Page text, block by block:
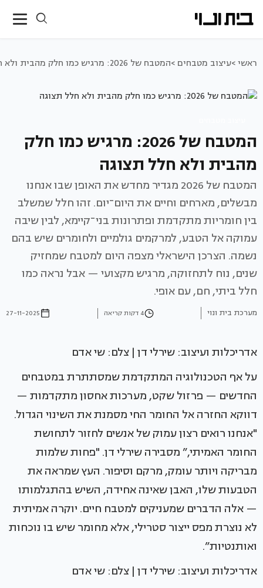
ראשי >עיצוב מטבחים >המטבח של 2026: מרגיש כמו חלק מהבית ולא חלל תצוגה
המטבח של 2026: מרגיש כמו חלק
מהבית ולא חלל תצוגה
המטבח של 2026 מגדיר מחדש את האופן שבו אנחנו
מבשלים, מארחים וחיים את היום־יום. זהו חלל שמשלב
בין חומריות מתקדמת ופתרונות בני־קיימא, לבין שיבה
עמוקה אל הטבע, למרקמים גולמיים ולחומרים שיש בהם
נשמה. הצרכן הישראלי מצפה היום למטבח שמחזיק
שנים, נוח לתחזוקה, מרגיש מקצועי — אבל נראה כמו
חלל ביתי, חם, עם אופי.
מערכת בית ונוי 4 דקות קריאה 27-11-2025
אדריכלות ועיצוב: שירלי דן | צלם: שי אדם
על אף הטכנולוגיה המתקדמת שמסתתרת במטבחים
החדשים — פרזול שקט, מערכות אחסון מתקדמות —
דווקא החזרה אל החומר החי מסמנת את השינוי הגדול.
"אנחנו רואים רצון עמוק של אנשים לחזור לתחושת
החומר האמיתי,” מסבירה שירלי דן. "פחות שלמות
מבריקה ויותר עומק, מרקם וסיפור. העץ שמראה את
הטבעות שלו, האבן שאינה אחידה, השיש בהתגלמותו
— אלה הדברים שמעניקים למטבח חיים. יוקרה אמיתית
לא נוצרת מפס ייצור סטרילי, אלא מחומר שיש בו נוכחות
ואותנטיות”.
אדריכלות ועיצוב: שירלי דן | צלם: שי אדם